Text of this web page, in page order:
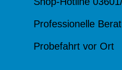
Professionelle
Probefahrt vor Ort